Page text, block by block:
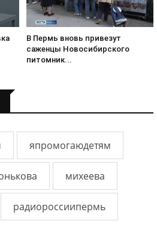
В Пермь вновь привезут
саженцы Новосибирского
питомник...
япромогаюдетям
михеева
радиороссиипермь